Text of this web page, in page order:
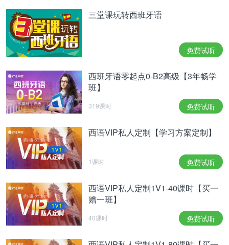
从长远来看，移动运营商打算退出2G，但目前仍将
其保留并继续为旧3G手机提供服务，通常这些手机
也支持2G，而且会自动连接该网络。
generación de dispositivos IoT que tendrán que ir
actualizándose a NB-IoT, la cobertura LTE para
máquinas utilizada por Vodafone.
同样连接该网络的第一代物联网设备（IoT）必须逐
步更新至窄带物联网（NB-IoT），该网络是沃达丰
（Vodafone）针对一些设备使用的LTE网络覆盖。
El 2G también será necesario para no dejar sin
que siguen dependiendo de redes antiguas para
llamar.
为了让不支持VoLTE的4G手机失去信号，并且能够
连接旧网络拨打电话，2G仍是必不可少的。
三堂课玩转西班牙语
免费试听
西班牙语零起点0-B2高级【3年畅学
班】
319课时 免费试听
西语VIP私人定制【学习方案定制】
1课时 免费试听
西语VIP私人定制1V1-40课时【买一
赠一班】
40课时 免费试听